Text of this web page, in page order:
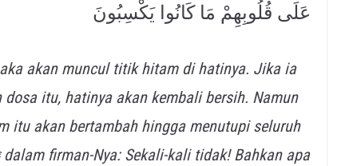
عَلَى قُلُوبِهِمْ مَا كَانُوا يَكْسِبُونَ
akan muncul titik hitam di hatinya. Jika ia
itu, hatinya akan kembali bersih. Namun
itu akan bertambah hingga menutupi seluruh